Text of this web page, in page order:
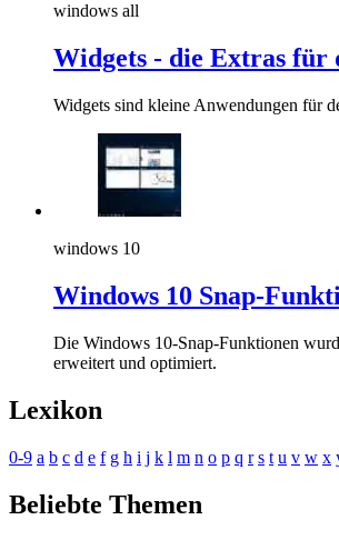
windows all
Widgets - die Extras für
Widgets sind kleine Anwendungen für
windows 10
Windows 10 Snap-
Die Windows 10-Snap-Funktionen
erweitert und optimiert.
Lexikon
0-9 a b c d e f g h i j k l m n o p q r s t u v w x
Beliebte Themen